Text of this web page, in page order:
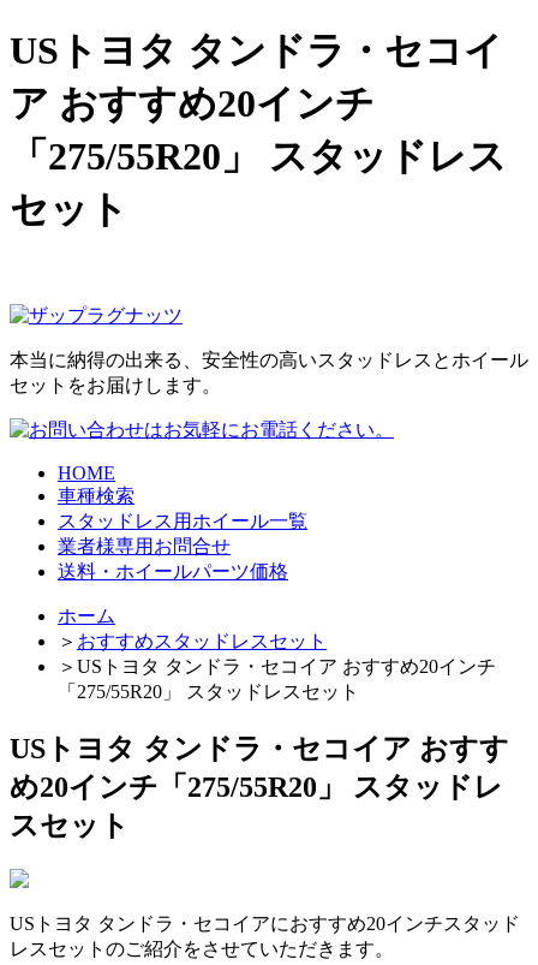
USトヨタ タンドラ・セコイ
ア おすすめ20インチ
「275/55R20」 スタッドレス
セット
本当に納得の出来る、安全性の高いスタッドレスとホイール
セットをお届けします。
HOME
車種検索
スタッドレス用ホイール一覧
業者様専用お問合せ
送料・ホイールパーツ価格
ホーム
＞ おすすめスタッドレスセット
＞ USトヨタ タンドラ・セコイア おすすめ20インチ
「275/55R20」 スタッドレスセット
USトヨタ タンドラ・セコイア おすす
め20インチ「275/55R20」 スタッドレ
スセット
USトヨタ タンドラ・セコイアにおすすめ20インチスタッド
レスセットのご紹介をさせていただきます。